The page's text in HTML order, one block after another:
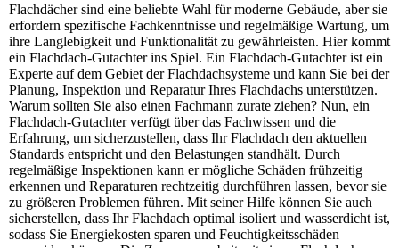
Flachdächer sind eine beliebte Wahl für moderne Gebäude, aber sie
erfordern spezifische Fachkenntnisse und regelmäßige Wartung, um
ihre Langlebigkeit und Funktionalität zu gewährleisten. Hier kommt
ein Flachdach-Gutachter ins Spiel. Ein Flachdach-Gutachter ist ein
Experte auf dem Gebiet der Flachdachsysteme und kann Sie bei der
Planung, Inspektion und Reparatur Ihres Flachdachs unterstützen.
Warum sollten Sie also einen Fachmann zurate ziehen? Nun, ein
Flachdach-Gutachter verfügt über das Fachwissen und die
Erfahrung, um sicherzustellen, dass Ihr Flachdach den aktuellen
Standards entspricht und den Belastungen standhält. Durch
regelmäßige Inspektionen kann er mögliche Schäden frühzeitig
erkennen und Reparaturen rechtzeitig durchführen lassen, bevor sie
zu größeren Problemen führen. Mit seiner Hilfe können Sie auch
sicherstellen, dass Ihr Flachdach optimal isoliert und wasserdicht ist,
sodass Sie Energiekosten sparen und Feuchtigkeitsschäden